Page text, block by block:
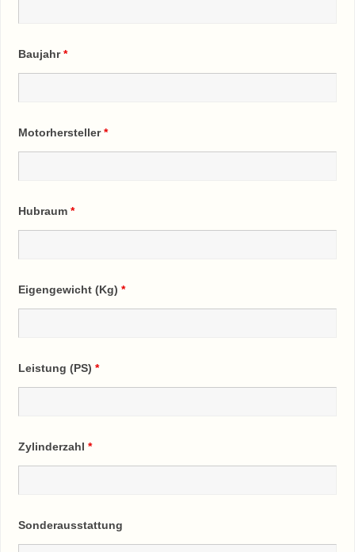
Baujahr*
Motorhersteller*
Hubraum *
Eigengewicht (Kg) *
Leistung (PS) *
Zylinderzahl *
Sonderausstattung